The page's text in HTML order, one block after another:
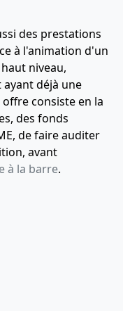
des prestations
à l'animation d'un
niveau,
déjà une
consiste en la
des fonds
de faire auditer
avant
à la barre.